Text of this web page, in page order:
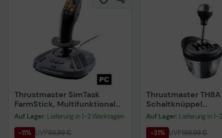
Thrustmaster SimTask
FarmStick, Multifunktionaler
Joystick für Farming - für PC
Auf Lager: Lieferung in 1-2 Werktagen
-11% UVP89,99 €
Thrustmaster
Schaltknüppel
kabelgebunden -
PS3, PS4, XBOX
Auf Lager: Lieferung in
-31% UVP199,99 €